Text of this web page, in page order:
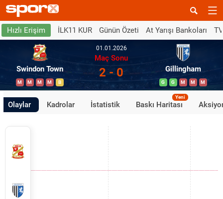
Hızlı Erişim İLK11 KUR Günün Özeti At Yarışı Bankoları
Swindon Town
M M M M B
01.01.2026
Maç Sonu
2 - 0 Gillingham
G G M M M
Olaylar Kadrolar İstatistik Baskı Haritası
Yeni